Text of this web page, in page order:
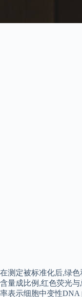
在测定被标准化后,绿
含量成比例,红色荧光
率表示细胞中变性